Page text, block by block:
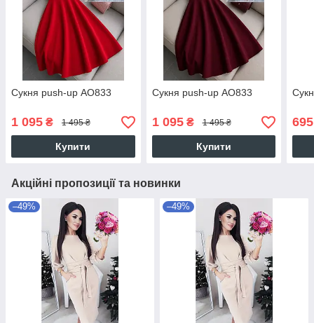
Сукня push-up АО833
1 095 ₴ 1 495 ₴
Купити
Сукня push-up АО833
1 095₴ 1 495 ₴
Купити
695
Акційні пропозиції та новинки
–49% –49%